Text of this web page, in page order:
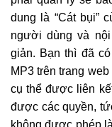
dung là “Cát bụi”
người dùng và
giản. Bạn thì đã
MP3 trên trang
cụ thể được liên
được các quyền,
không được phép